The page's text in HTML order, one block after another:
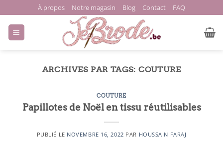
au
contenu
À propos Notre magasin Blog Contact FAQ
ARCHIVES PAR TAGS: COUTURE
COUTURE
Papillotes de Noël en tissu réutilisables
PUBLIÉ LE NOVEMBRE 16, 2022 PAR HOUSSAIN FARAJ